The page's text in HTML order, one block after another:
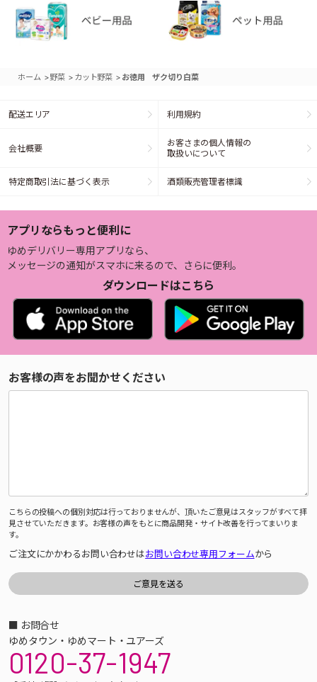
ホーム >野菜 > カット野菜 > お徳用 ザク切り白菜
配送エリア 利用規約
会社概要
お客さまの個人情報の
取扱いについて
特定商取引法に基づく表示 酒類販売管理者標識
アプリならもっと便利に
ゆめデリバリー専用アプリなら、
メッセージの通知がスマホに来るので、さらに便利。
ダウンロードはこちら
お客様の声をお聞かせください
こちらの投稿への個別対応は行っておりませんが、頂いたご意見はスタッフがすべて拝
見させていただきます。お客様の声をもとに商品開発・サイト改善を行ってまいりま
す。
ご注文にかかわるお問い合わせはお問い合わせ専用フォームから
■ お問合せ
ゆめタウン・ゆめマート・ユアーズ
0120-37-1947